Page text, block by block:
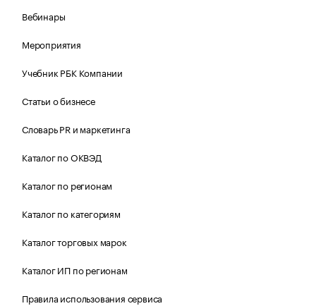
Вебинары
Мероприятия
Учебник РБК Компании
Статьи о бизнесе
Словарь PR и маркетинга
Каталог по ОКВЭД
Каталог по регионам
Каталог по категориям
Каталог торговых марок
Каталог ИП по регионам
Правила использования сервиса